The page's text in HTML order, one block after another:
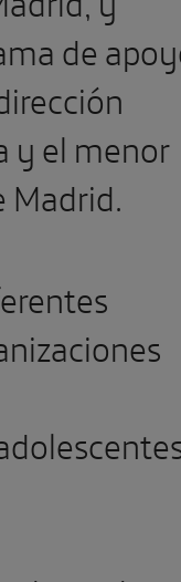
de
y el menor
Madrid.